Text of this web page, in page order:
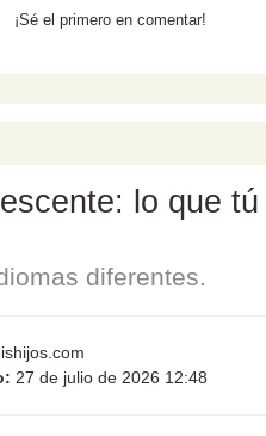
¡Sé el primero en comentar!
lo que
diferentes.
27 de julio de 2026 12:48